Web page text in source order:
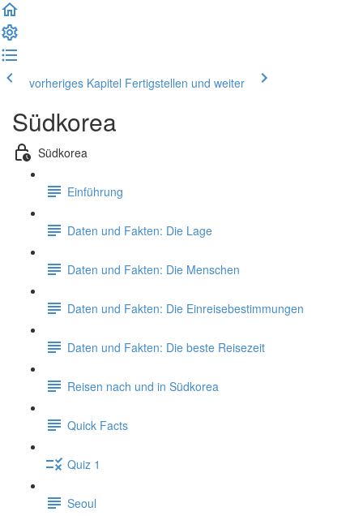
vorheriges Kapitel Fertigstellen und weiter
Südkorea
Südkorea
Einführung
Daten und Fakten: Die Lage
Daten und Fakten: Die Menschen
Daten und Fakten: Die Einreisebestimmungen
Daten und Fakten: Die beste Reisezeit
Reisen nach und in Südkorea
Quick Facts
Quiz 1
Seoul